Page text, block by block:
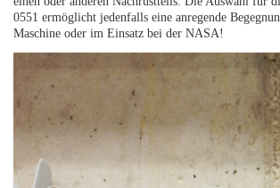
0551 ermöglicht jedenfalls eine anregende
Maschine oder im Einsatz bei der NASA!